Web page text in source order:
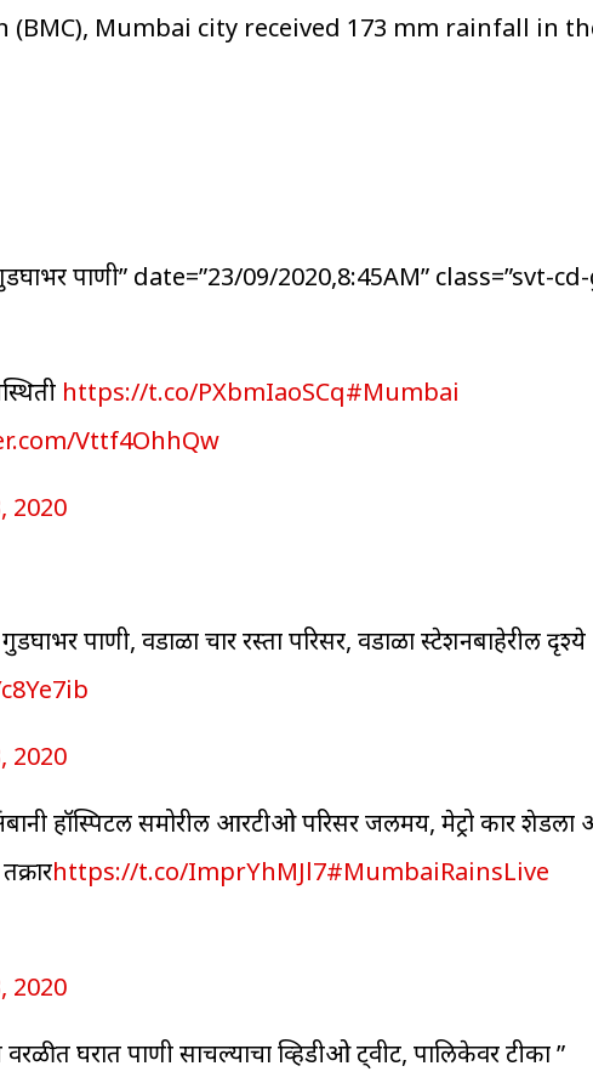
Mumbai city received 173 mm rainfall in
पाणी” date=”23/09/2020,8:45AM” class=”svt-
https://t.co/PXbmIaoSCq#Mumbai
Vttf4OhhQw
2020
पाणी, वडाळा चार रस्ता परिसर, वडाळा स्टेशनबाहेरील दृश्ये
2020
हॉस्पिटल समोरील आरटीओ परिसर जलमय, मेट्रो कार शेडला
https://t.co/ImprYhMJl7#MumbaiRainsLive
2020
घरात पाणी साचल्याचा व्हिडीओ ट्वीट, पालिकेवर टीका ”